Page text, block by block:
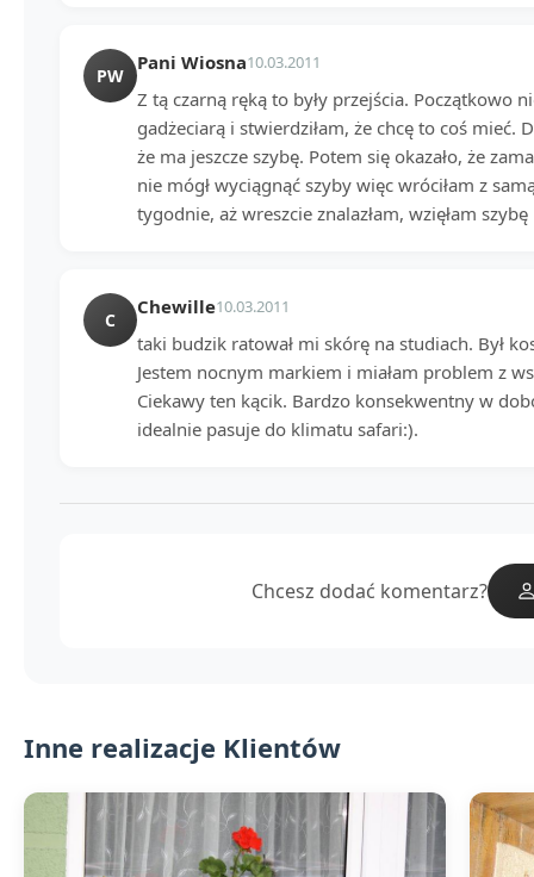
PW
Pani Wiosna10.03.2011
Z tą czarną ręką to były przejścia. Początkowo
gadżeciarą i stwierdziłam, że chcę to coś mieć.
że ma jeszcze szybę. Potem się okazało, że
nie mógł wyciągnąć szyby więc wróciłam z
tygodnie, aż wreszcie znalazłam, wzięłam
C
Chewille10.03.2011
taki budzik ratował mi skórę na studiach. Był
Jestem nocnym markiem i miałam problem z
Ciekawy ten kącik. Bardzo konsekwentny w
idealnie pasuje do klimatu safari:).
Chcesz dodać komentarz?
Inne realizacje Klientów